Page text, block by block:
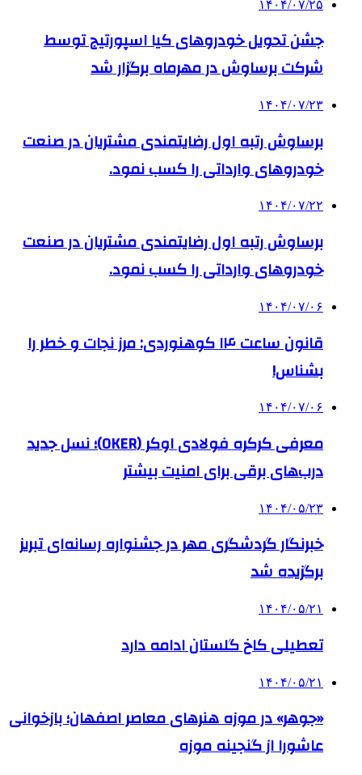
۱۴۰۴/۰۷/۲۵
جشن تحویل خودروهای کیا اسپورتیج توسط
شرکت برساوش در مهرماه برگزار شد
۱۴۰۴/۰۷/۲۳
برساوش رتبه اول رضایتمندی مشتریان در صنعت
خودروهای وارداتی را کسب نمود.
۱۴۰۴/۰۷/۲۲
برساوش رتبه اول رضایتمندی مشتریان در صنعت
خودروهای وارداتی را کسب نمود.
۱۴۰۴/۰۷/۰۶
قانون ساعت ۱۴ کوهنوردی: مرز نجات و خطر را
بشناس!
۱۴۰۴/۰۷/۰۶
معرفی کرکره فولادی اوکر (OKER)؛ نسل جدید
درب‌های برقی برای امنیت بیشتر
۱۴۰۴/۰۵/۲۳
خبرنگار گردشگری مهر در جشنواره رسانه‌ای تبریز
برگزیده شد
۱۴۰۴/۰۵/۲۱
تعطیلی کاخ گلستان ادامه دارد
۱۴۰۴/۰۵/۲۱
«جوهر» در موزه هنرهای معاصر اصفهان؛ بازخوانی
عاشورا از گنجینه موزه